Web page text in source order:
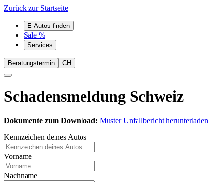
Zurück zur Startseite
E-Autos finden
Sale %
Services
Beratungstermin CH
Schadensmeldung Schweiz
Dokumente zum Download: Muster Unfallbericht herunterladen
Kennzeichen deines Autos
Vorname
Nachname